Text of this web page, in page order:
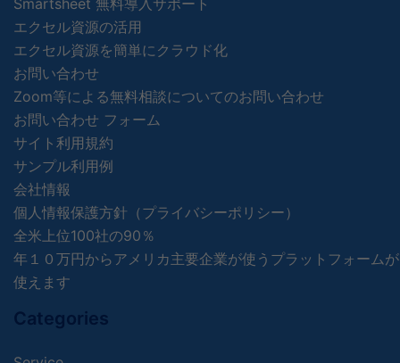
エクセル資源の活用
エクセル資源を簡単にクラウド化
お問い合わせ
Zoom等による無料相談についてのお問い合わせ
お問い合わせ フォーム
サイト利用規約
サンプル利用例
会社情報
個人情報保護方針（プライバシーポリシー）
全米上位100社の90％
年１０万円からアメリカ主要企業が使うプラットフォームが
使えます
Categories